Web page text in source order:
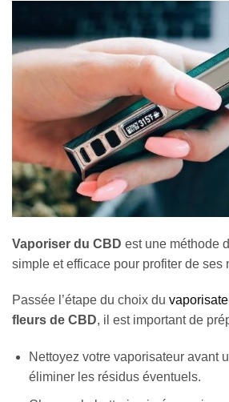
Vaporiser du CBD est une méthode
simple et efficace pour profiter de ses
Passée l’étape du choix du
fleurs de CBD, il est important de
Nettoyez votre vaporisateur avant
éliminer les résidus éventuels.